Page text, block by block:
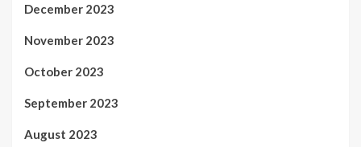
December 2023
November 2023
October 2023
September 2023
August 2023